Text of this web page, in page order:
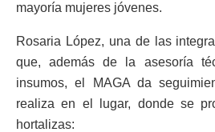
mayoría mujeres jóvenes.
Rosaria López, una de las
que, además de la asesoría
insumos, el MAGA da
realiza en el lugar, donde se
hortalizas: